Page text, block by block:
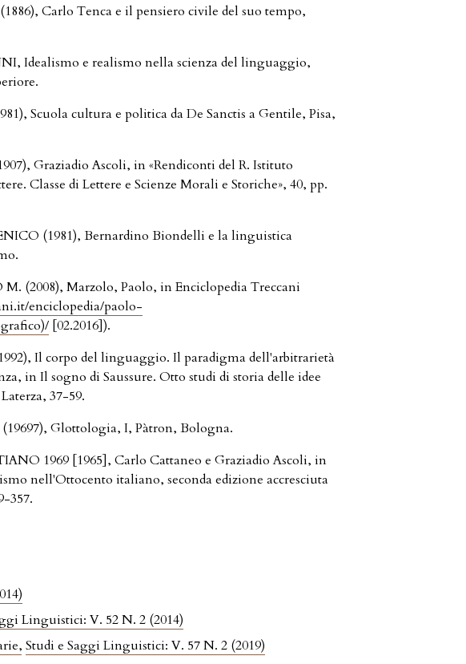
Carlo Tenca e il pensiero civile del suo tempo,
Idealismo e realismo nella scienza del linguaggio,
Scuola cultura e politica da De Sanctis a Gentile, Pisa,
Graziadio Ascoli, in «Rendiconti del R. Istituto
Classe di Lettere e Scienze Morali e Storiche», 40, pp.
(1981), Bernardino Biondelli e la linguistica
(2008), Marzolo, Paolo, in Enciclopedia Treccani
enciclopedia/paolo-
[02.2016]).
Il corpo del linguaggio. Il paradigma dell'arbitrarietà
in Il sogno di Saussure. Otto studi di storia delle idee
37-59.
Glottologia, I, Pàtron, Bologna.
1969 [1965], Carlo Cattaneo e Graziadio Ascoli, in
nell'Ottocento italiano, seconda edizione accresciuta
357.
Linguistici: V. 52 N. 2 (2014)
,Studi e Saggi Linguistici: V. 57 N. 2 (2019)